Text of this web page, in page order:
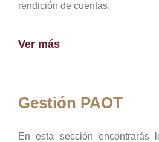
rendición de cuentas.
Ver más
Gestión PAOT
En esta sección encontrarás